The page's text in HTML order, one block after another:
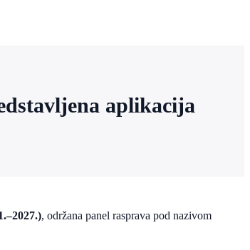
aplikacija
, održana panel rasprava pod nazivom